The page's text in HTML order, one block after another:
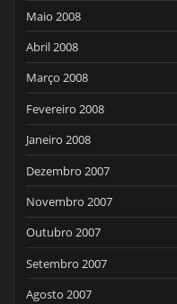
Maio 2008
Abril 2008
Março 2008
Fevereiro 2008
Janeiro 2008
Dezembro 2007
Novembro 2007
Outubro 2007
Setembro 2007
Agosto 2007